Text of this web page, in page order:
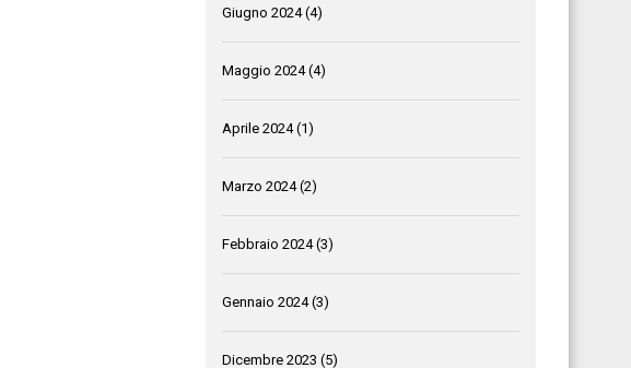
Giugno 2024(4)
Maggio 2024(4)
Aprile 2024(1)
Marzo 2024(2)
Febbraio 2024(3)
Gennaio 2024(3)
Dicembre 2023 (5)